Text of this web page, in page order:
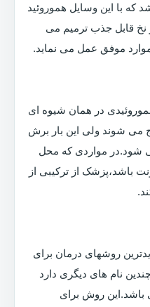
که با این وسایل هموروئید
نخ قابل جذب ترمیم می
موفق عمل می نماید.
در همان شیوه ای
می شوند ولی این بار برش
شود.در مواردی که محل
باشد،پزشک از ترکیبی از
روشهای درمان برای
نام های دیگری دارد
باشد.این روش برای